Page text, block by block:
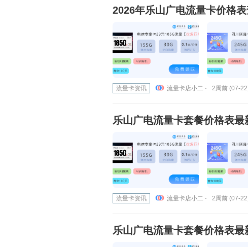
2026年乐山广电流量卡价格
流量卡资讯 流量卡店小二 ⋅ 2周前 (07-
乐山广电流量卡套餐价格表
流量卡资讯 流量卡店小二 ⋅ 2周前 (07-
乐山广电流量卡套餐价格表